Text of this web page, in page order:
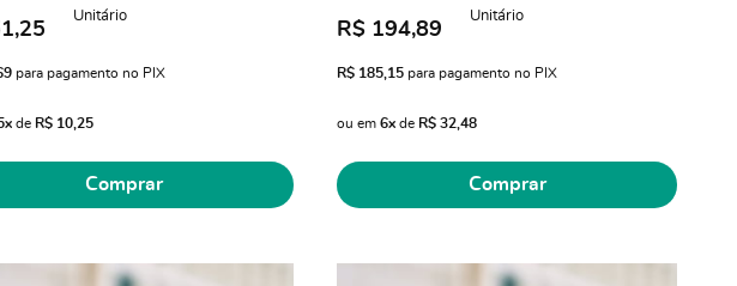
Unitário
para pagamento no PIX
de R$ 10,25
Comprar
R$ 194,89
Unitário
R$ 185,15 para pagamento no PIX
ou em 6x de R$ 32,48
Comprar